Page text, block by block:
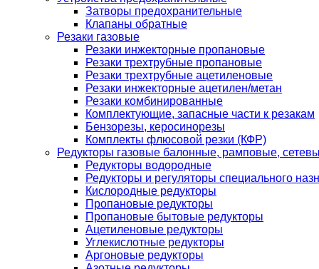
Затворы предохранительные
Клапаны обратные
Резаки газовые
Резаки инжекторные пропановые
Резаки трехтрубные пропановые
Резаки трехтрубные ацетиленовые
Резаки инжекторные ацетилен/метан
Резаки комбинированные
Комплектующие, запасные части к резакам
Бензорезы, керосинорезы
Комплекты флюсовой резки (КФР)
Редукторы газовые балонные, рамповые,
Редукторы водородные
Редукторы и регуляторы специального
Кислородные редукторы
Пропановые редукторы
Пропановые бытовые редукторы
Ацетиленовые редукторы
Углекислотные редукторы
Аргоновые редукторы